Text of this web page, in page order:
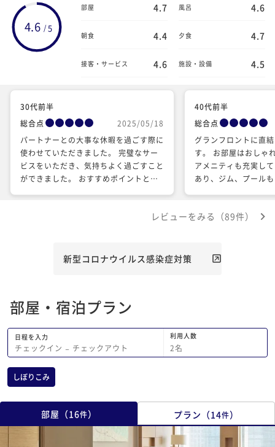
4.6 /5
部屋 4.7 風呂 4.6
朝食 4.4 夕食 4.7
接客・サービス 4.6 施設・設備 4.5
30代前半
総合点
2025/05/18
パートナーとの大事な休暇を過ごす際に
使わせていただきました。 完璧なサー
ビスをいただき、気持ちよく過ごすこと
ができました。 おすすめポイントとし
ないもので非常にいい香りでした)。ラ
ること。チェックアウトの際には出かけ
です。 またすぐに使わせていただきた
40代前半
総合点
グランフロントに直
す。 お部屋はおしゃ
アメニティも充実し
あり、ジム、プール
レビューをみる（89件）
新型コロナウイルス感染症対策
部屋・宿泊プラン
日程を入力
チェックイン − チェックアウト
利用人数
2名
しぼりこみ
部屋 （16件） プラン （14件）